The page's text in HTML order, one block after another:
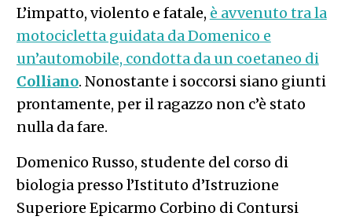
L’impatto, violento e fatale, è avvenuto tra la
motocicletta guidata da Domenico e
un’automobile, condotta da un coetaneo di
Colliano. Nonostante i soccorsi siano giunti
prontamente, per il ragazzo non c’è stato
nulla da fare.
Domenico Russo, studente del corso di
biologia presso l’Istituto d’Istruzione
Superiore Epicarmo Corbino di Contursi